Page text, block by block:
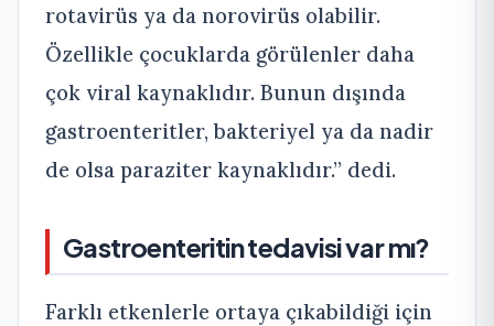
rotavirüs ya da norovirüs olabilir.
Özellikle çocuklarda görülenler daha
çok viral kaynaklıdır. Bunun dışında
gastroenteritler, bakteriyel ya da nadir
de olsa paraziter kaynaklıdır.” dedi.
Gastroenteritin tedavisi var mı?
Farklı etkenlerle ortaya çıkabildiği için